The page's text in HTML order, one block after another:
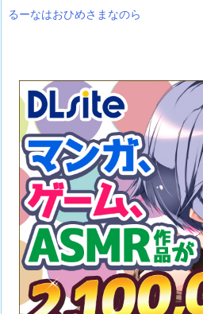
るーなはおひめさまなのら